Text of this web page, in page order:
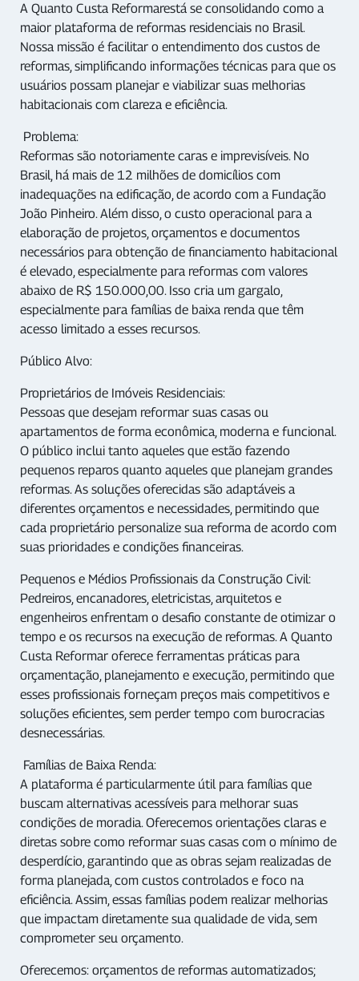
A Quanto Custa Reformarestá se consolidando como a
maior plataforma de reformas residenciais no Brasil.
Nossa missão é facilitar o entendimento dos custos de
reformas, simplificando informações técnicas para que os
usuários possam planejar e viabilizar suas melhorias
habitacionais com clareza e eficiência.
Problema:
Reformas são notoriamente caras e imprevisíveis. No
Brasil, há mais de 12 milhões de domicílios com
inadequações na edificação, de acordo com a Fundação
João Pinheiro. Além disso, o custo operacional para a
elaboração de projetos, orçamentos e documentos
necessários para obtenção de financiamento habitacional
é elevado, especialmente para reformas com valores
abaixo de R$ 150.000,00. Isso cria um gargalo,
especialmente para famílias de baixa renda que têm
acesso limitado a esses recursos.
Público Alvo:
Proprietários de Imóveis Residenciais:
Pessoas que desejam reformar suas casas ou
apartamentos de forma econômica, moderna e funcional.
O público inclui tanto aqueles que estão fazendo
pequenos reparos quanto aqueles que planejam grandes
reformas. As soluções oferecidas são adaptáveis a
diferentes orçamentos e necessidades, permitindo que
cada proprietário personalize sua reforma de acordo com
suas prioridades e condições financeiras.
Pequenos e Médios Profissionais da Construção Civil:
Pedreiros, encanadores, eletricistas, arquitetos e
engenheiros enfrentam o desafio constante de otimizar o
tempo e os recursos na execução de reformas. A Quanto
Custa Reformar oferece ferramentas práticas para
orçamentação, planejamento e execução, permitindo que
esses profissionais forneçam preços mais competitivos e
soluções eficientes, sem perder tempo com burocracias
desnecessárias.
Famílias de Baixa Renda:
A plataforma é particularmente útil para famílias que
buscam alternativas acessíveis para melhorar suas
condições de moradia. Oferecemos orientações claras e
diretas sobre como reformar suas casas com o mínimo de
desperdício, garantindo que as obras sejam realizadas de
forma planejada, com custos controlados e foco na
eficiência. Assim, essas famílias podem realizar melhorias
que impactam diretamente sua qualidade de vida, sem
comprometer seu orçamento.
Oferecemos: orçamentos de reformas automatizados;